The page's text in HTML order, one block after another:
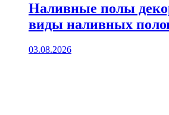
Наливные полы
виды наливных
03.08.2026